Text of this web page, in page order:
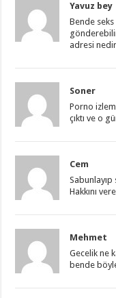
Yavuz bey
Bende
adresi nedir
Soner
Porno
çıktı ve o
Cem
Sabunlayıp
Hakkını
Mehmet
Gecelik ne
bende